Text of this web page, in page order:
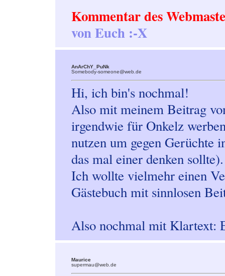
Kommentar des
von Euch :-X
AnArChY_PuNk
Somebody-someone@web.de
Hi, ich bin's nochmal!
Also mit meinem Beitrag
irgendwie für Onkelz
nutzen um gegen Gerüchte
das mal einer denken sollte).
Ich wollte vielmehr einen
Gästebuch mit sinnlosen
Also nochmal mit Klartext:
Maurice
supermau@web.de